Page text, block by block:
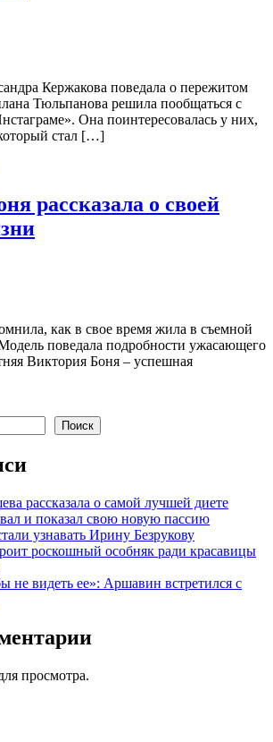
Кержакова поведала о пережитом
Тюльпанова решила пообщаться с
Она поинтересовалась у них,
стал […]
рассказала о своей
как в свое время жила в съемной
поведала подробности ужасающего
Виктория Боня – успешная
Поиск
рассказала о самой лучшей диете
и показал свою новую пассию
узнавать Ирину Безрукову
роскошный особняк ради красавицы
не видеть ее»: Аршавин встретился с
просмотра.